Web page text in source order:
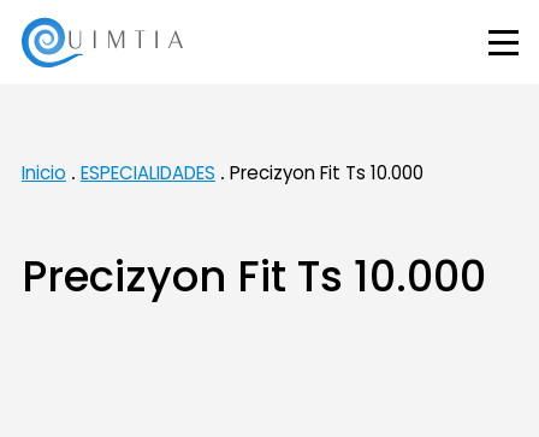
Inicio ESPECIALIDADES Precizyon Fit Ts 10.000
Precizyon Fit Ts 10.000